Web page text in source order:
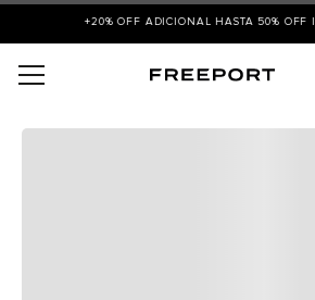
+20% OFF ADICIONAL HASTA 50% OFF |